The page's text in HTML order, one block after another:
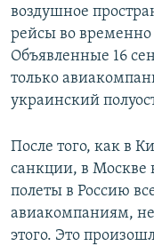
воздушное
рейсы во
Объявленные 16
только
украинский
После того, как в
санкции, в Москве
полеты в Россию
авиакомпаниям,
этого. Это